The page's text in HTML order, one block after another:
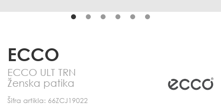
ECCO
ECCO ULT TRN
Ženska patika
Šifra artikla: 66ZCJ19022